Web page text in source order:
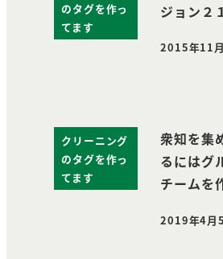
のタグを作っ
てます
ジョン２
投稿日
2015年11
クリーニング
のタグを作っ
てます
衆知を集
るにはグ
チームを
投稿日
2019年4月